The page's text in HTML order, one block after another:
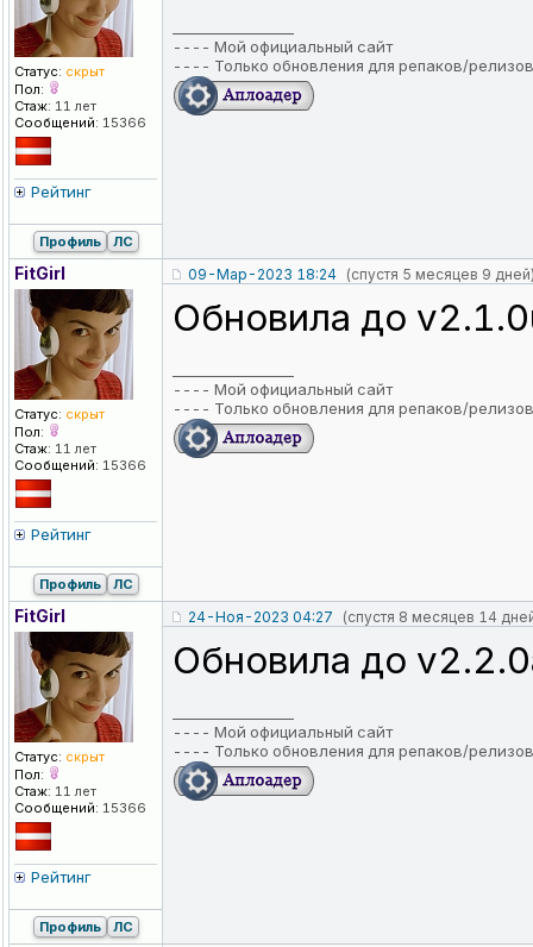
Статус: скрыт
Пол:
Стаж: 11 лет
Сообщений: 15366
Рейтинг
---- Мой официальный сайт
---- Только обновления для репаков/релизов
Профиль ЛС
FitGirl
Статус: скрыт
Пол:
Стаж: 11 лет
Сообщений: 15366
Рейтинг
09-Мар-2023 18:24 (спустя 5 месяцев 9
Обновила до
---- Мой официальный сайт
---- Только обновления для репаков/релизов
Профиль ЛС
FitGirl
Статус: скрыт
Пол:
Стаж: 11 лет
Сообщений: 15366
Рейтинг
24-Ноя-2023 04:27 (спустя 8 месяцев 14
Обновила до
---- Мой официальный сайт
---- Только обновления для репаков/релизов
Профиль ЛС